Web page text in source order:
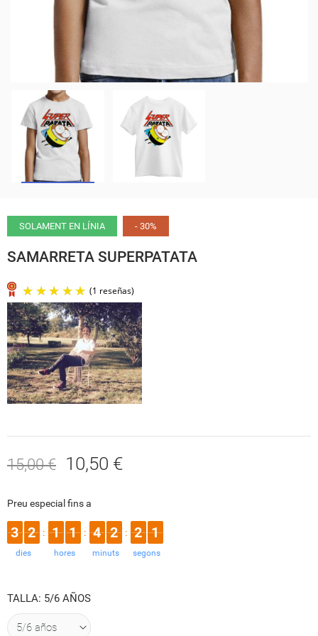
SOLAMENT EN LÍNIA - 30%
SAMARRETA SUPERPATATA
(1 reseñas)
15,00 € 10,50 €
Preu especial fins a
3 2
dies
: 1 1
hores
: 4 2
minuts
: 2 1
segons
TALLA: 5/6 AÑOS